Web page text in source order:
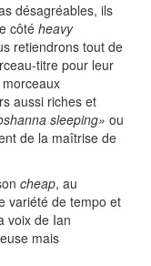
désagréables, ils
côté heavy
retiendrons tout de
titrepour leur
aussi riches et
sleeping» ou
de la maîtrise de
cheap, au
variété de tempo et
voix de Ian
mais